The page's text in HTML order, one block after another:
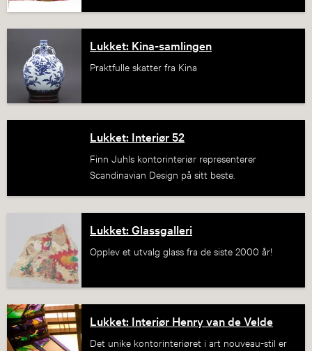
Lukket: Kina-samlingen
Praktfulle skatter fra Kina
Lukket: Interiør 52
Finn Juhls kontorinteriør representerer
Scandinavian Design på sitt beste.
Lukket: Glassgalleri
Opplev et utvalg glass fra de siste 2000 år!
Lukket: Interiør Henry van de Velde
Det unike kontorinteriøret i art nouveau-stil er